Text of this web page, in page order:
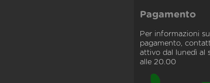
Pagamento
Per informazioni
pagamento,
attivo dal lunedì al
alle 20.00